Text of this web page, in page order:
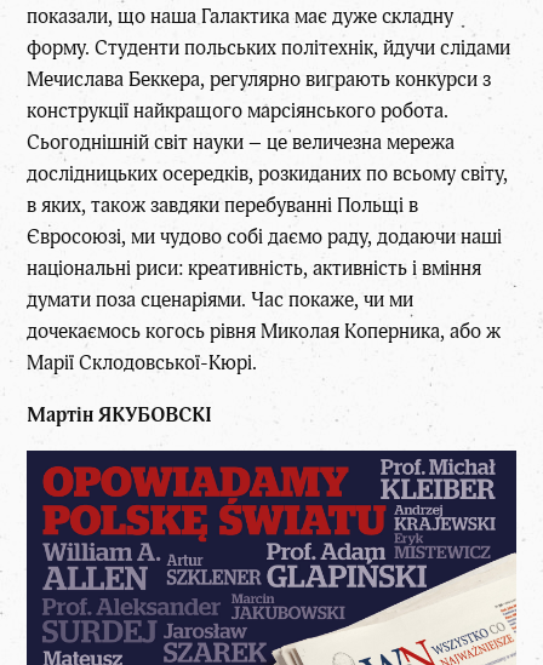
показали, що наша Галактика має дуже складну
форму. Студенти польських політехнік, йдучи слідами
Мечислава Беккера, регулярно виграють конкурси з
конструкції найкращого марсіянського робота.
Сьогоднішній світ науки – це величезна мережа
дослідницьких осередків, розкиданих по всьому світу,
в яких, також завдяки перебуванні Польщі в
Євросоюзі, ми чудово собі даємо раду, додаючи наші
національні риси: креативність, активність і вміння
думати поза сценаріями. Час покаже, чи ми
дочекаємось когось рівня Миколая Коперника, або ж
Марії Склодовської-Кюрі.
Мартін ЯКУБОВСКІ